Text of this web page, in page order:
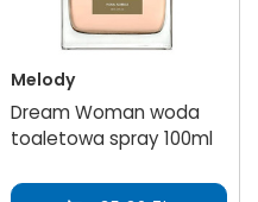
Melody
Dream Woman woda
toaletowa spray 100ml